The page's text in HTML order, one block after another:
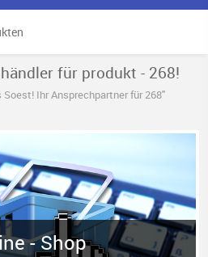
für produkt - 268!
Ihr Ansprechpartner für 268"
- Shop